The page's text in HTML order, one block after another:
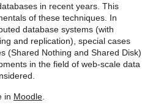
in recent years. This
of these techniques. In
database systems (with
and replication), special cases
(Shared Nothing and Shared Disk)
in the field of web-scale data
in Moodle